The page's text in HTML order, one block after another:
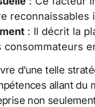
reconnaissables
: Il décrit la
consommateurs
d’une telle
allant du
non